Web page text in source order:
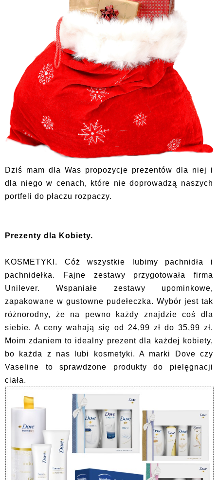
Dziś mam dla Was propozycje prezentów dla niej i
dla niego w cenach, które nie doprowadzą naszych
portfeli do płaczu rozpaczy.
Prezenty dla Kobiety.
KOSMETYKI. Cóż wszystkie lubimy pachnidła i
pachnidełka. Fajne zestawy przygotowała firma
Unilever. Wspaniałe zestawy upominkowe,
zapakowane w gustowne pudełeczka. Wybór jest tak
różnorodny, że na pewno każdy znajdzie coś dla
siebie. A ceny wahają się od 24,99 zł do 35,99 zł.
Moim zdaniem to idealny prezent dla każdej kobiety,
bo każda z nas lubi kosmetyki. A marki Dove czy
Vaseline to sprawdzone produkty do pielęgnacji
ciała.